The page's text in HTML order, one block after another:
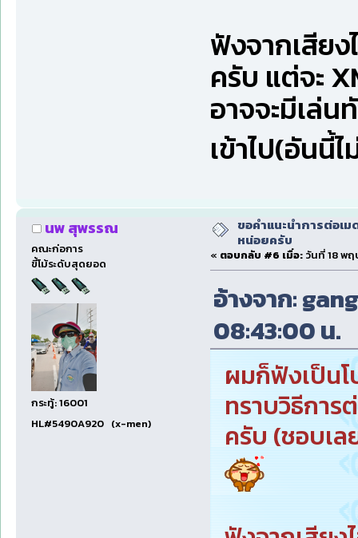
ฟังจากเสีย
ครับ แต่จะ
อาจจะมีเล่
เข้าไป(อันนี้
นพ สุพรรณ
คณะก่อการ
ขี้โม้ระดับสุดยอด
กระทู้: 16001
HL#5490A920 (x-men)
ขอคำแนะนำการต่อเ
หน่อยครับ
« ตอบกลับ #6 เมื่อ: วันที่ 18 พ
อ้างจาก:
08:43:00 น.
ผมก็ฟังเป็นโ
ทราบวิธีการ
ครับ (ชอบเ